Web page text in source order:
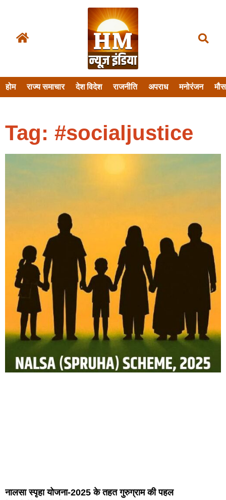
होम राज्य समाचार देश विदेश राजनीति अपराध मनोरंजन
Tag: #socialjustice
नालसा स्पृहा योजना-2025 के तहत गुरुग्राम की पहल